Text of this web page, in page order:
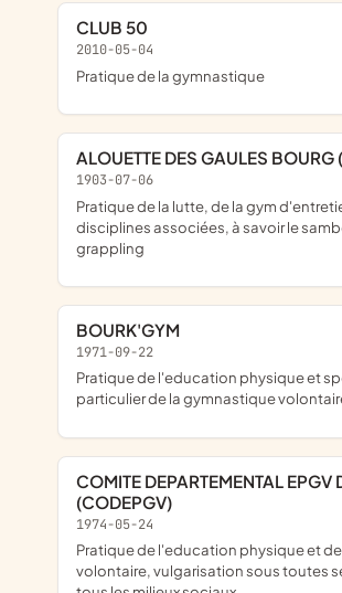
CLUB 50
2010-05-04
pratique de la gymnastique
ALOUETTE DES GAULES
1903-07-06
pratique de la lutte, de la gym d'entretien et des
disciplines associées, à savoir le
grappling
BOURK'GYM
1971-09-22
pratique de l'education physique et sportive et en
particulier de la gymnastique
COMITE DEPARTEMENTAL EPGV DE L'AIN
(CODEPGV)
1974-05-24
pratique de l'education physique et de gymnastiquie
volontaire, vulgarisation sous toutes